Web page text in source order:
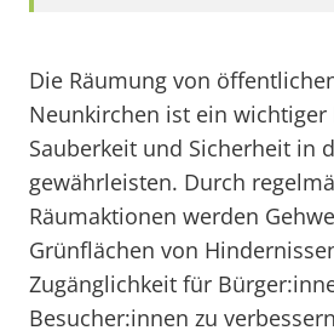
Die Räumung von
Neunkirchen ist ein wichtiger
Sauberkeit und Sicherheit in
gewährleisten. Durch
Räumaktionen werden
Grünflächen von
Zugänglichkeit für
Besucher:innen zu